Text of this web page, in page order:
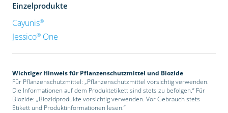
Einzelprodukte
Cayunis®
Jessico®One
Wichtiger Hinweis für Pflanzenschutzmittel und Biozide
Für Pflanzenschutzmittel: „Pflanzenschutzmittel vorsichtig verwenden.
Die Informationen auf dem Produktetikett sind stets zu befolgen.“ Für
Biozide: „Biozidprodukte vorsichtig verwenden. Vor Gebrauch stets
Etikett und Produktinformationen lesen.“